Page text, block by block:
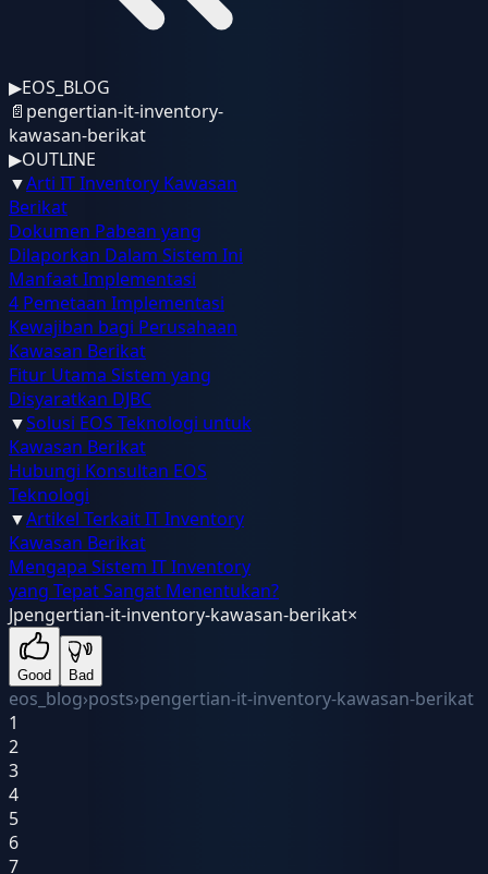
▶EOS_BLOG
📄 pengertian-it-inventory-
kawasan-berikat
▶OUTLINE
▼Arti IT Inventory Kawasan
Berikat
Dokumen Pabean yang
Dilaporkan Dalam Sistem Ini
Manfaat Implementasi
4 Pemetaan Implementasi
Kewajiban bagi Perusahaan
Kawasan Berikat
Fitur Utama Sistem yang
Disyaratkan DJBC
▼Solusi EOS Teknologi untuk
Kawasan Berikat
Hubungi Konsultan EOS
Teknologi
▼Artikel Terkait IT Inventory
Kawasan Berikat
Mengapa Sistem IT Inventory
yang Tepat Sangat Menentukan?
Jpengertian-it-inventory-kawasan-berikat×
Good Bad
eos_blog›posts›pengertian-it-inventory-kawasan-berikat
1
2
3
4
5
6
7